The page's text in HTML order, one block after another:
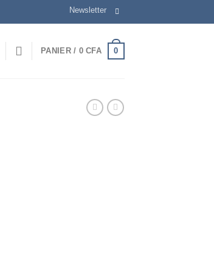
Newsletter
PANIER / 0CFA 0